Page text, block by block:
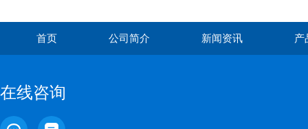
首页 公司简介 新闻资讯 产
在线咨询